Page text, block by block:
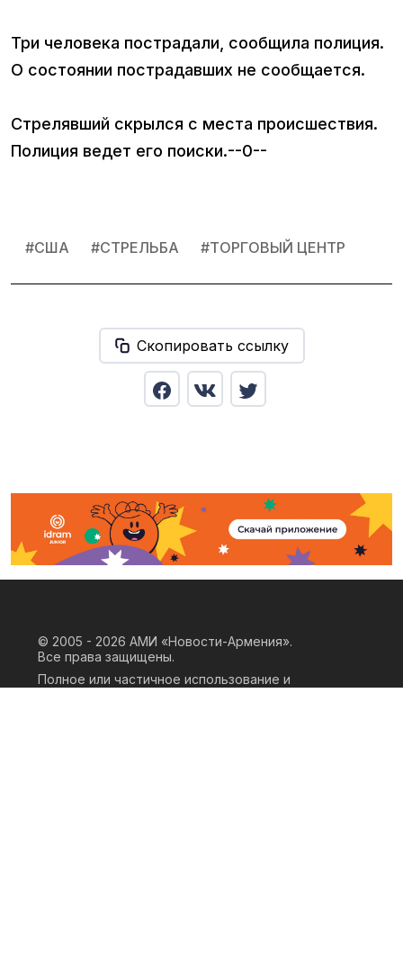
Три человека пострадали, сообщила полиция.
О состоянии пострадавших не сообщается.
Стрелявший скрылся с места происшествия.
Полиция ведет его поиски.--0--
#США #СТРЕЛЬБА #ТОРГОВЫЙ ЦЕНТР
Скопировать ссылку
© 2005 - 2026 АМИ «Новости-Армения».
Все права защищены.
Полное или частичное использование и